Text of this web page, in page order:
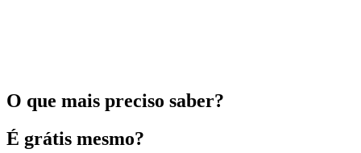
O que mais preciso saber?
É grátis mesmo?